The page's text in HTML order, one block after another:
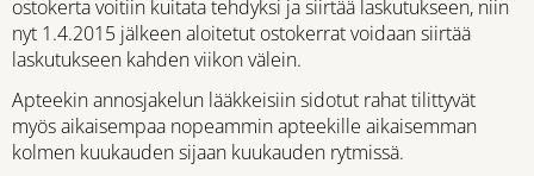
ostokerta voitiin kuitata tehdyksi ja siirtää laskutukseen, niin
nyt 1.4.2015 jälkeen aloitetut ostokerrat voidaan siirtää
laskutukseen kahden viikon välein.
Apteekin annosjakelun lääkkeisiin sidotut rahat tilittyvät
myös aikaisempaa nopeammin apteekille aikaisemman
kolmen kuukauden sijaan kuukauden rytmissä.